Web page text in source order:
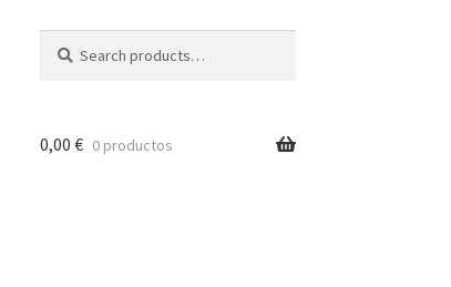
0,00 € 0 productos